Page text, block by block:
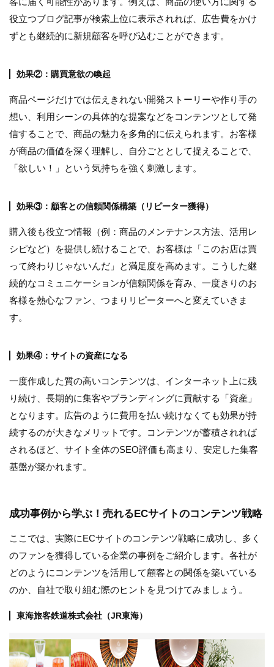
役立つブログ記事が検索上位に表示されれば、広告費をかけ
ずとも継続的に新規顧客を呼び込むことができます。
効果②：購買意欲の喚起
商品ページだけでは伝えきれない開発ストーリーや作り手の
想い、利用シーンの具体的な提案などをコンテンツとして発
信することで、商品の魅力を多角的に伝えられます。お客様
が商品の価値を深く理解し、自分ごととして捉えることで、
「欲しい！」という気持ちを強く刺激します。
効果③：顧客との信頼関係構築（リピーター獲得）
購入後も役立つ情報（例：商品のメンテナンス方法、活用レ
シピなど）を提供し続けることで、お客様は「このお店は買
って終わりじゃないんだ」と満足度を高めます。こうした継
続的なコミュニケーションが信頼関係を育み、一度きりのお
客様を熱心なファン、つまりリピーターへと変えていきま
す。
効果④：サイトの資産になる
一度作成した質の高いコンテンツは、インターネット上に残
り続け、長期的に集客やブランディングに貢献する「資産」
となります。広告のように費用を払い続けなくても効果が持
続するのが大きなメリットです。コンテンツが蓄積されれば
されるほど、サイト全体のSEO評価も高まり、安定した集客
基盤が築かれます。
成功事例から学ぶ！売れるECサイトのコンテンツ戦略
ここでは、実際にECサイトのコンテンツ戦略に成功し、多く
のファンを獲得している企業の事例をご紹介します。各社が
どのようにコンテンツを活用して顧客との関係を築いている
のか、自社で取り組む際のヒントを見つけてみましょう。
東海旅客鉄道株式会社（JR東海）